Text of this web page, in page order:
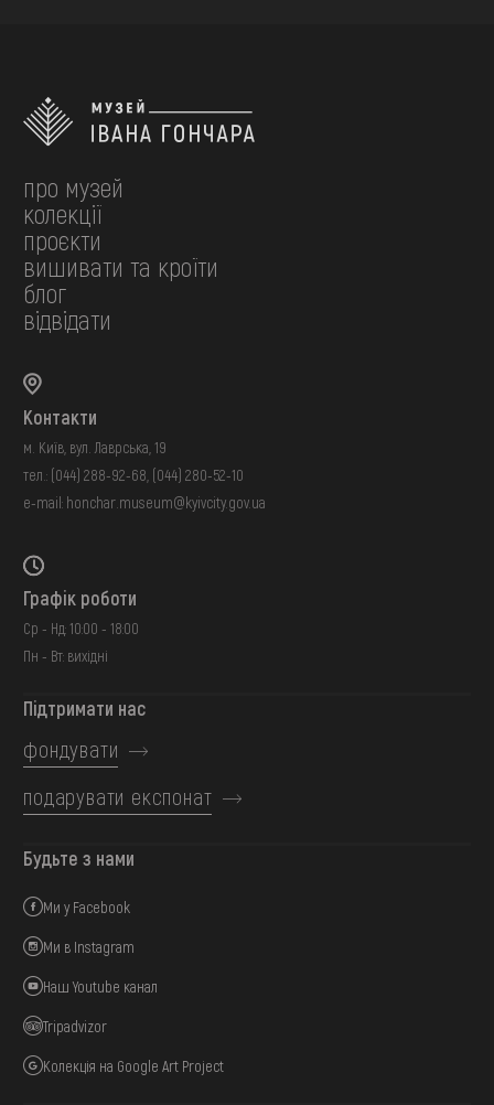
про музей
колекції
проєкти
вишивати та кроїти
блог
відвідати
Контакти
м. Київ, вул. Лаврська, 19
тел.: (044) 288-92-68 (044) 280-52-10
e-mail: honchar.museum@kyivcity.gov.ua
Графік роботи
Ср - Нд: 10:00 - 18:00
Пн - Вт: вихідні
Підтримати нас
фондувати
подарувати експонат
Будьте з нами
Ми у Facebook
Ми в Instagram
Наш Youtube канал
Tripadvizor
Колекція на Google Art Project